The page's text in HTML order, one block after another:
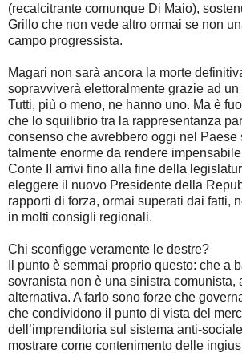
(recalcitrante comunque Di Maio),
Grillo che non vede altro ormai se non
campo progressista.
Magari non sarà ancora la morte
sopravviverà elettoralmente grazie ad un
Tutti, più o meno, ne hanno uno. Ma è
che lo squilibrio tra la rappresentanza
consenso che avrebbero oggi nel Paese
talmente enorme da rendere
Conte II arrivi fino alla fine della
eleggere il nuovo Presidente della
rapporti di forza, ormai superati dai fatti,
in molti consigli regionali.
Chi sconfigge veramente le destre?
Il punto è semmai proprio questo: che a
sovranista non è una sinistra comunista,
alternativa. A farlo sono forze che
che condividono il punto di vista del
dell’imprenditoria sul sistema anti-
mostrare come contenimento delle